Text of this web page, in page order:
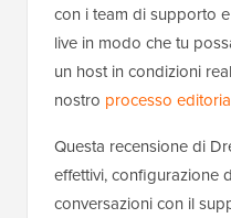
con i team di supporto
live in modo che tu
un host in condizioni
nostro processo
Questa recensione di
effettivi, configurazione
conversazioni con il